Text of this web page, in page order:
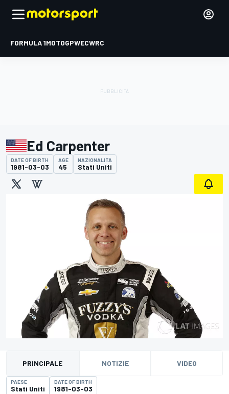
FORMULA 1MOTOGPWECWRC
Ed Carpenter
DATE OF BIRTH
1981-03-03
AGE
45
NAZIONALITÀ
Stati Uniti
PRINCIPALE NOTIZIE VIDEO
PAESE
Stati Uniti
DATE OF BIRTH
1981-03-03